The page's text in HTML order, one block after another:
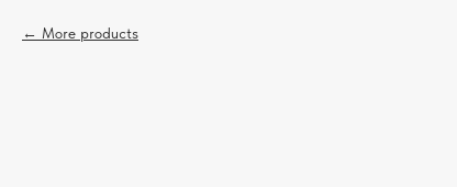
More products